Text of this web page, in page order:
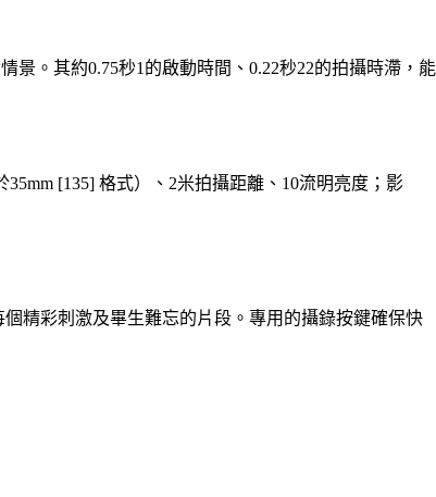
景。其約0.75秒1的啟動時間、0.22秒22的拍攝時滯，能
35mm [135] 格式）、2米拍攝距離、10流明亮度；影
個精彩刺激及畢生難忘的片段。專用的攝錄按鍵確保快